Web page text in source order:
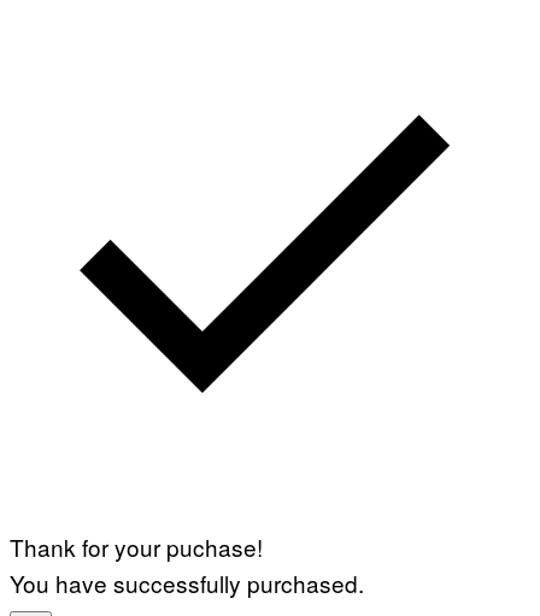
Thank for your puchase!
You have successfully purchased.